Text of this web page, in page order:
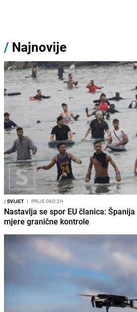
/ Najnovije
/SVIJET I PRIJE OKO 2H
Nastavlja se spor EU članica:
mjere granične kontrole